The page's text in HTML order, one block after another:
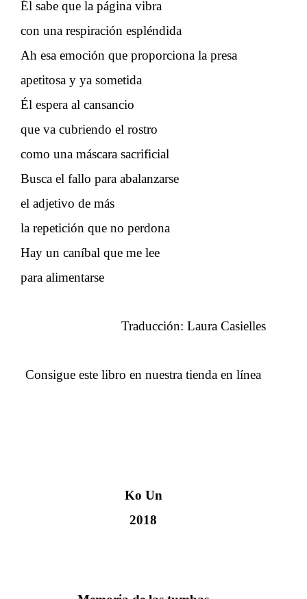
Él sabe que la página vibra
con una respiración espléndida
Ah esa emoción que proporciona la presa
apetitosa y ya sometida
Él espera al cansancio
que va cubriendo el rostro
como una máscara sacrificial
Busca el fallo para abalanzarse
el adjetivo de más
la repetición que no perdona
Hay un caníbal que me lee
para alimentarse
Traducción: Laura Casielles
Consigue este libro en nuestra tienda en línea
Ko Un
2018